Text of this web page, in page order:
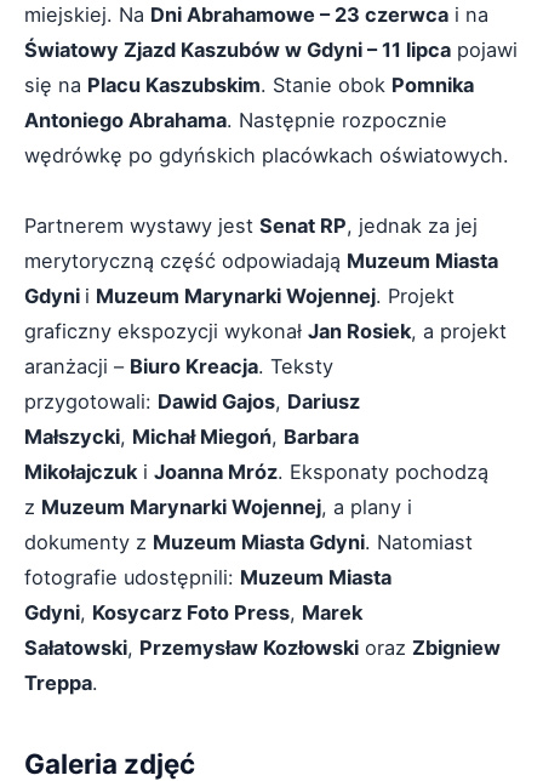
miejskiej. Na Dni Abrahamowe – 23 czerwca i na
Światowy Zjazd Kaszubów w Gdyni – 11 lipca pojawi
się na Placu Kaszubskim. Stanie obok Pomnika
Antoniego Abrahama. Następnie rozpocznie
wędrówkę po gdyńskich placówkach oświatowych.
Partnerem wystawy jest Senat RP, jednak za jej
merytoryczną część odpowiadają Muzeum Miasta
Gdyni i Muzeum Marynarki Wojennej. Projekt
graficzny ekspozycji wykonał Jan Rosiek, a projekt
aranżacji – Biuro Kreacja. Teksty
przygotowali: Dawid Gajos, Dariusz
Małszycki, Michał Miegoń, Barbara
Mikołajczuk i Joanna Mróz. Eksponaty pochodzą
z Muzeum Marynarki Wojennej, a plany i
dokumenty z Muzeum Miasta Gdyni. Natomiast
fotografie udostępnili: Muzeum Miasta
Gdyni, Kosycarz Foto Press, Marek
Sałatowski, Przemysław Kozłowski oraz Zbigniew
Treppa.
Galeria zdjęć